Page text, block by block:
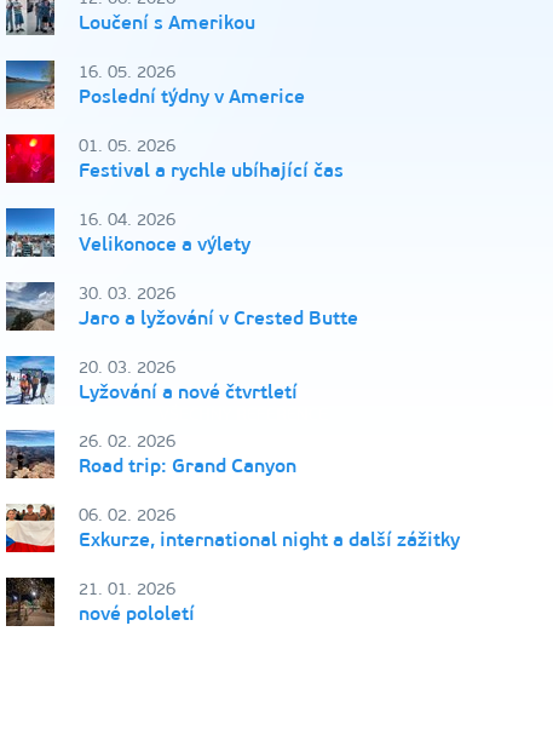
Loučení s Amerikou
16. 05. 2026
Poslední týdny v Americe
01. 05. 2026
Festival a rychle ubíhající čas
16. 04. 2026
Velikonoce a výlety
30. 03. 2026
Jaro a lyžování v Crested Butte
20. 03. 2026
Lyžování a nové čtvrtletí
26. 02. 2026
Road trip: Grand Canyon
06. 02. 2026
Exkurze, international night a další zážitky
21. 01. 2026
nové pololetí